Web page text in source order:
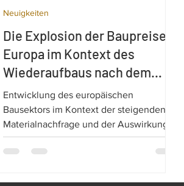
Die Explosion der Baupreise in
Europa im Kontext des
Wiederaufbaus nach dem
Krieg in der Ukraine
Entwicklung des europäischen
Bausektors im Kontext der steigenden
Materialnachfrage und der Auswirkungen
der Inflation: Wiederaufbau der Ukraine
und nZEB-Standards. Die Explosion der
Neuigkeiten